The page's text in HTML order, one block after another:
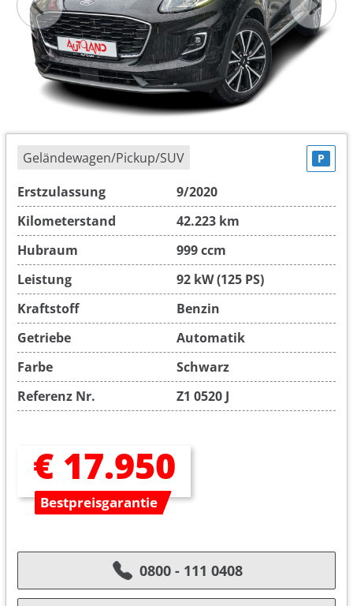
Geländewagen/Pickup/SUV P
Erstzulassung
9/2020
Kilometerstand
42.223 km
Hubraum
999 ccm
Leistung
92 kW (125 PS)
Kraftstoff
Benzin
Getriebe
Automatik
Farbe
Schwarz
Referenz Nr.
Z1 0520 J
€ 17.950
Bestpreisgarantie
0800 - 111 0408